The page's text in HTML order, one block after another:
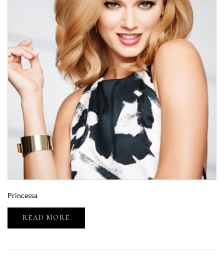
Princessa
READ MORE